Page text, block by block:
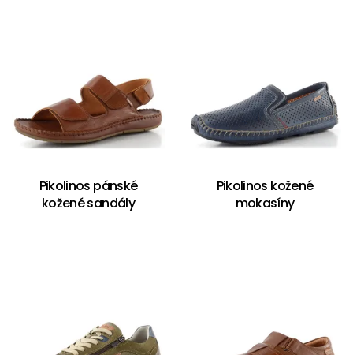
Pikolinos pánské
kožené sandály
Pikolinos kožené
mokasíny